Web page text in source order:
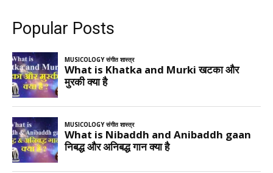
Popular Posts